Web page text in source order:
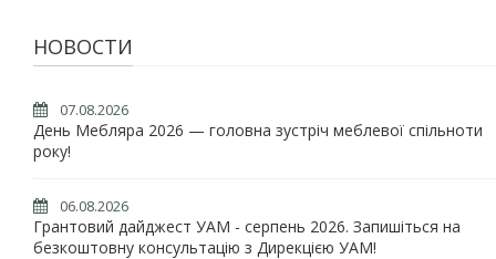
НОВОСТИ
07.08.2026
День Мебляра 2026 — головна зустріч меблевої спільноти
року!
06.08.2026
Грантовий дайджест УАМ - серпень 2026. Запишіться на
безкоштовну консультацію з Дирекцією УАМ!